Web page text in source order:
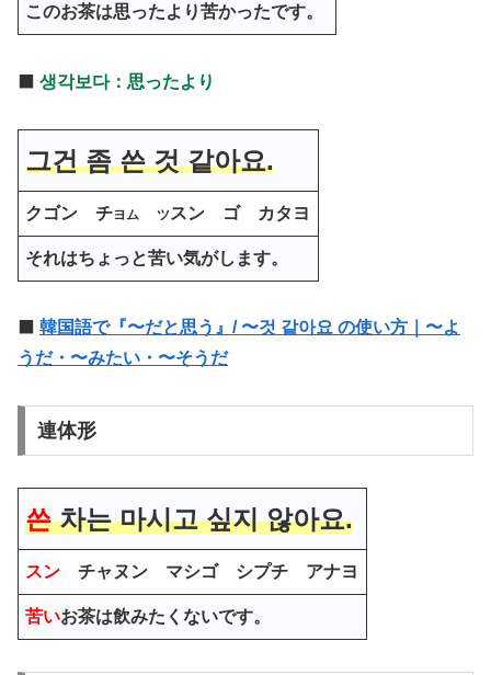
このお茶は思ったより苦かったです。
생각보다：思ったより
그건 좀쓴 것 같아요.
クゴン チヨム ツスン ゴ カタヨ
それはちょっと苦い気がします。
韓国語で『〜だと思う』/ 〜것 같아요 の使い方｜〜よ
うだ・〜みたい・〜そうだ
連体形
쓴차는 마시고 싶지 않아요.
スン チャヌン マシゴ シプチ アナヨ
苦いお茶は飲みたくないです。